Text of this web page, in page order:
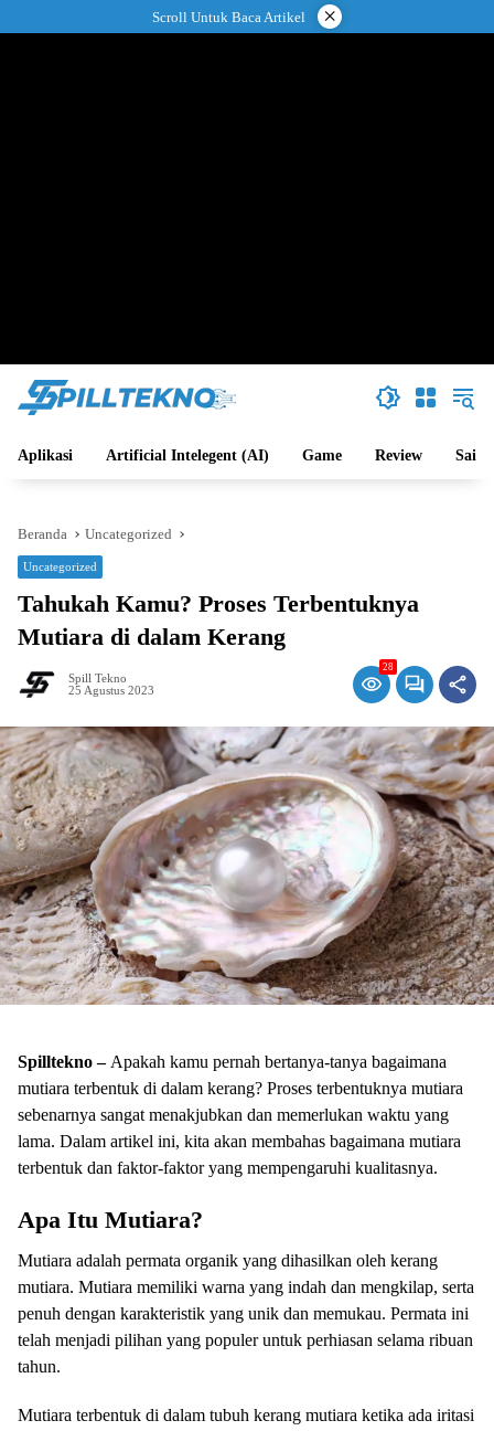
ke
Scroll Untuk Baca Artikel ×
Aplikasi Artificial Intelegent (AI) Game Review Sains
Beranda Uncategorized
Uncategorized
Tahukah Kamu? Proses Terbentuknya
Mutiara di dalam Kerang
Spill Tekno
25 Agustus 2023
28
Spilltekno – Apakah kamu pernah bertanya-tanya bagaimana
mutiara terbentuk di dalam kerang? Proses terbentuknya mutiara
sebenarnya sangat menakjubkan dan memerlukan waktu yang
lama. Dalam artikel ini, kita akan membahas bagaimana mutiara
terbentuk dan faktor-faktor yang mempengaruhi kualitasnya.
Apa Itu Mutiara?
Mutiara adalah permata organik yang dihasilkan oleh kerang
mutiara. Mutiara memiliki warna yang indah dan mengkilap, serta
penuh dengan karakteristik yang unik dan memukau. Permata ini
telah menjadi pilihan yang populer untuk perhiasan selama ribuan
tahun.
Mutiara terbentuk di dalam tubuh kerang mutiara ketika ada iritasi